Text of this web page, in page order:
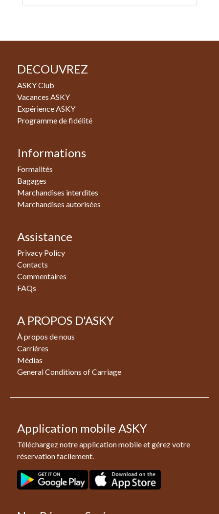
DECOUVREZ
ASKY Club
Vacances ASKY
Expérience ASKY
Programme de fidélité
Informations
Formalités
Bagages
Marchandises interdites
Marchandises autorisées
Assistance
Privacy Policy
Contacts
Commentaires
FAQs
A PROPOS D'ASKY
À propos de nous
Carrières
Médias
General Conditions of Carriage
Application mobile ASKY
Téléchargez notre application mobile et gérez votre
réservation facilement.